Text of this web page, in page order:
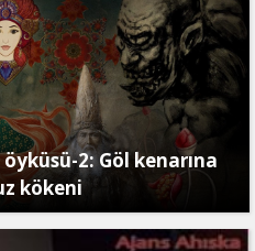
2: Göl kenarına
kökeni